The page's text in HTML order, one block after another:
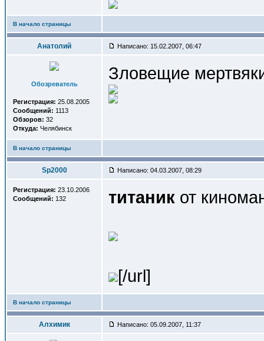
В начало страницы
Анатолий Написано: 15.02.2007, 06:47
Обозреватель
Регистрация: 25.08.2005
Сообщений: 1113
Обзоров: 32
Откуда: Челябинск
Зловещие
В начало страницы
Sp2000 Написано: 04.03.2007, 08:29
Регистрация: 23.10.2006
Сообщений: 132 титаник от
[/url]
В начало страницы
Алхимик Написано: 05.09.2007, 11:37